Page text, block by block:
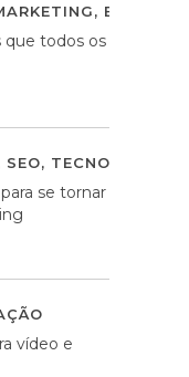
,
que todos os
SEO, TECNOLOGIA
se tornar
vídeo e